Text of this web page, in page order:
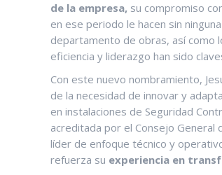
de la empresa, su compromiso
en ese periodo le hacen sin
departamento de obras, así como
eficiencia y liderazgo han sido
Con este nuevo nombramiento,
de la necesidad de innovar y
en instalaciones de Seguridad
acreditada por el Consejo General
líder de enfoque técnico y
refuerza su experiencia en